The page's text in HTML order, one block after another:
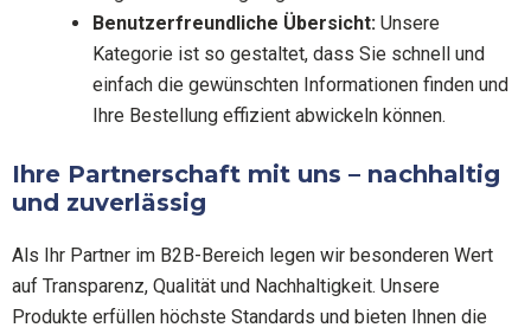
Benutzerfreundliche Übersicht: Unsere
Kategorie ist so gestaltet, dass Sie schnell und
einfach die gewünschten Informationen finden und
Ihre Bestellung effizient abwickeln können.
Ihre Partnerschaft mit uns – nachhaltig
und zuverlässig
Als Ihr Partner im B2B-Bereich legen wir besonderen Wert
auf Transparenz, Qualität und Nachhaltigkeit. Unsere
Produkte erfüllen höchste Standards und bieten Ihnen die